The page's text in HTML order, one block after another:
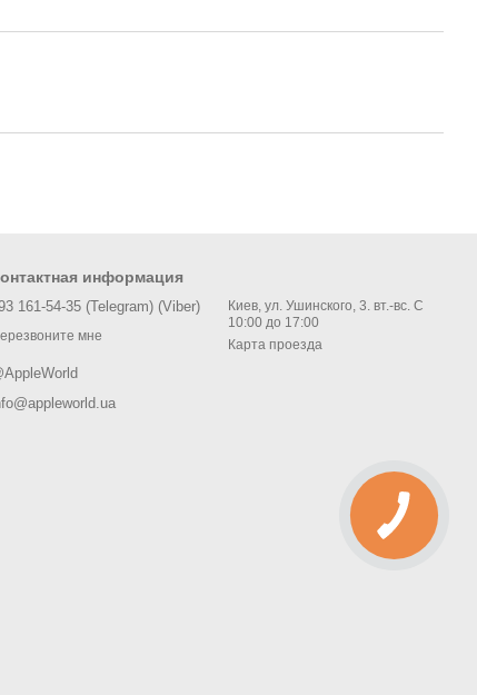
информация
161-54-35 (Telegram) (Viber)
мне
Киев, ул. Ушинского, 3. вт.-вс. С
10:00 до 17:00
Карта проезда